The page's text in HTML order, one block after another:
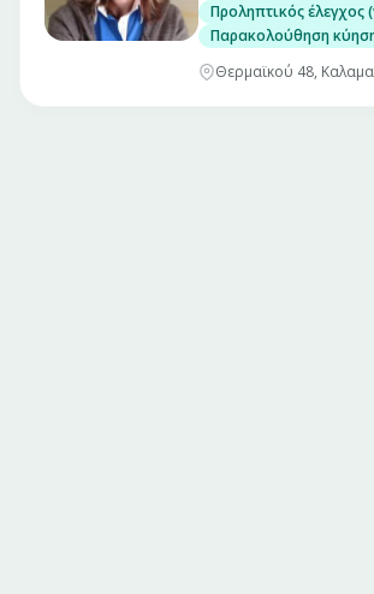
Προληπτικός έλεγχος
Παρακολούθηση
Θερμαϊκού 48,